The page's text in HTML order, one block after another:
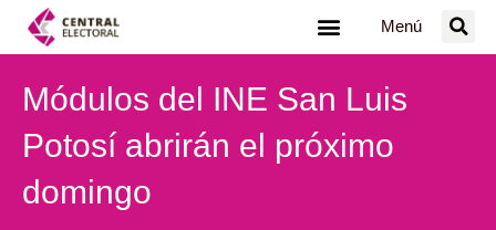
Menú
Módulos del INE San Luis
Potosí abrirán el próximo
domingo